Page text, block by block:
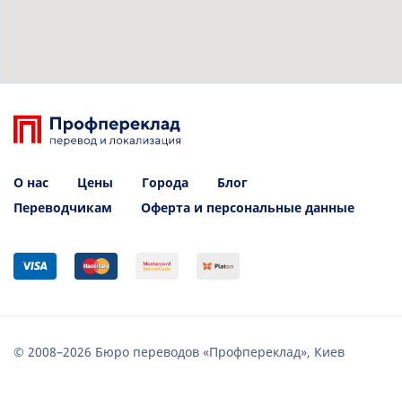
О нас Цены Города
Блог
Переводчикам
Оферта и персональные данные
© 2008–2026 Бюро переводов «Профпереклад», Киев